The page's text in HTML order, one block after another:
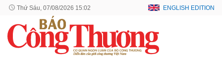
Thứ Sáu, 07/08/2026 15:02 ENGLISH EDITION